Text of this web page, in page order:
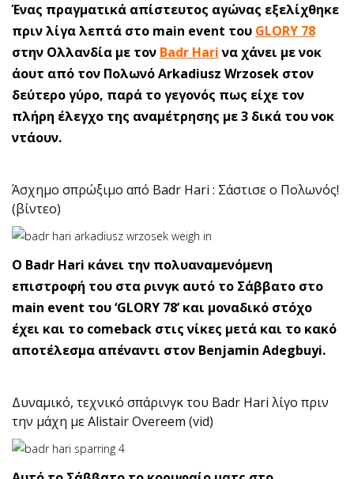
Ένας πραγματικά απίστευτος αγώνας εξελίχθηκε
πριν λίγα λεπτά στο main event του GLORY 78
στην Ολλανδία με τον Badr Hariνα χάνει με νοκ
άουτ από τον Πολωνό Arkadiusz Wrzosek στον
δεύτερο γύρο, παρά το γεγονός πως είχε τον
πλήρη έλεγχο της αναμέτρησης με 3 δικά του νοκ
ντάουν.
Άσχημο σπρώξιμο από Badr Hari : Σάστισε ο Πολωνός!
(βίντεο)
Ο Badr Hari κάνει την πολυαναμενόμενη
επιστροφή του στα ρινγκ αυτό το Σάββατο στο
main event του ‘GLORY 78’ και μοναδικό στόχο
έχει και το comeback στις νίκες μετά και το κακό
αποτέλεσμα απέναντι στον Benjamin Adegbuyi.
Δυναμικό, τεχνικό σπάρινγκ του Badr Hari λίγο πριν
την μάχη με Alistair Overeem (vid)